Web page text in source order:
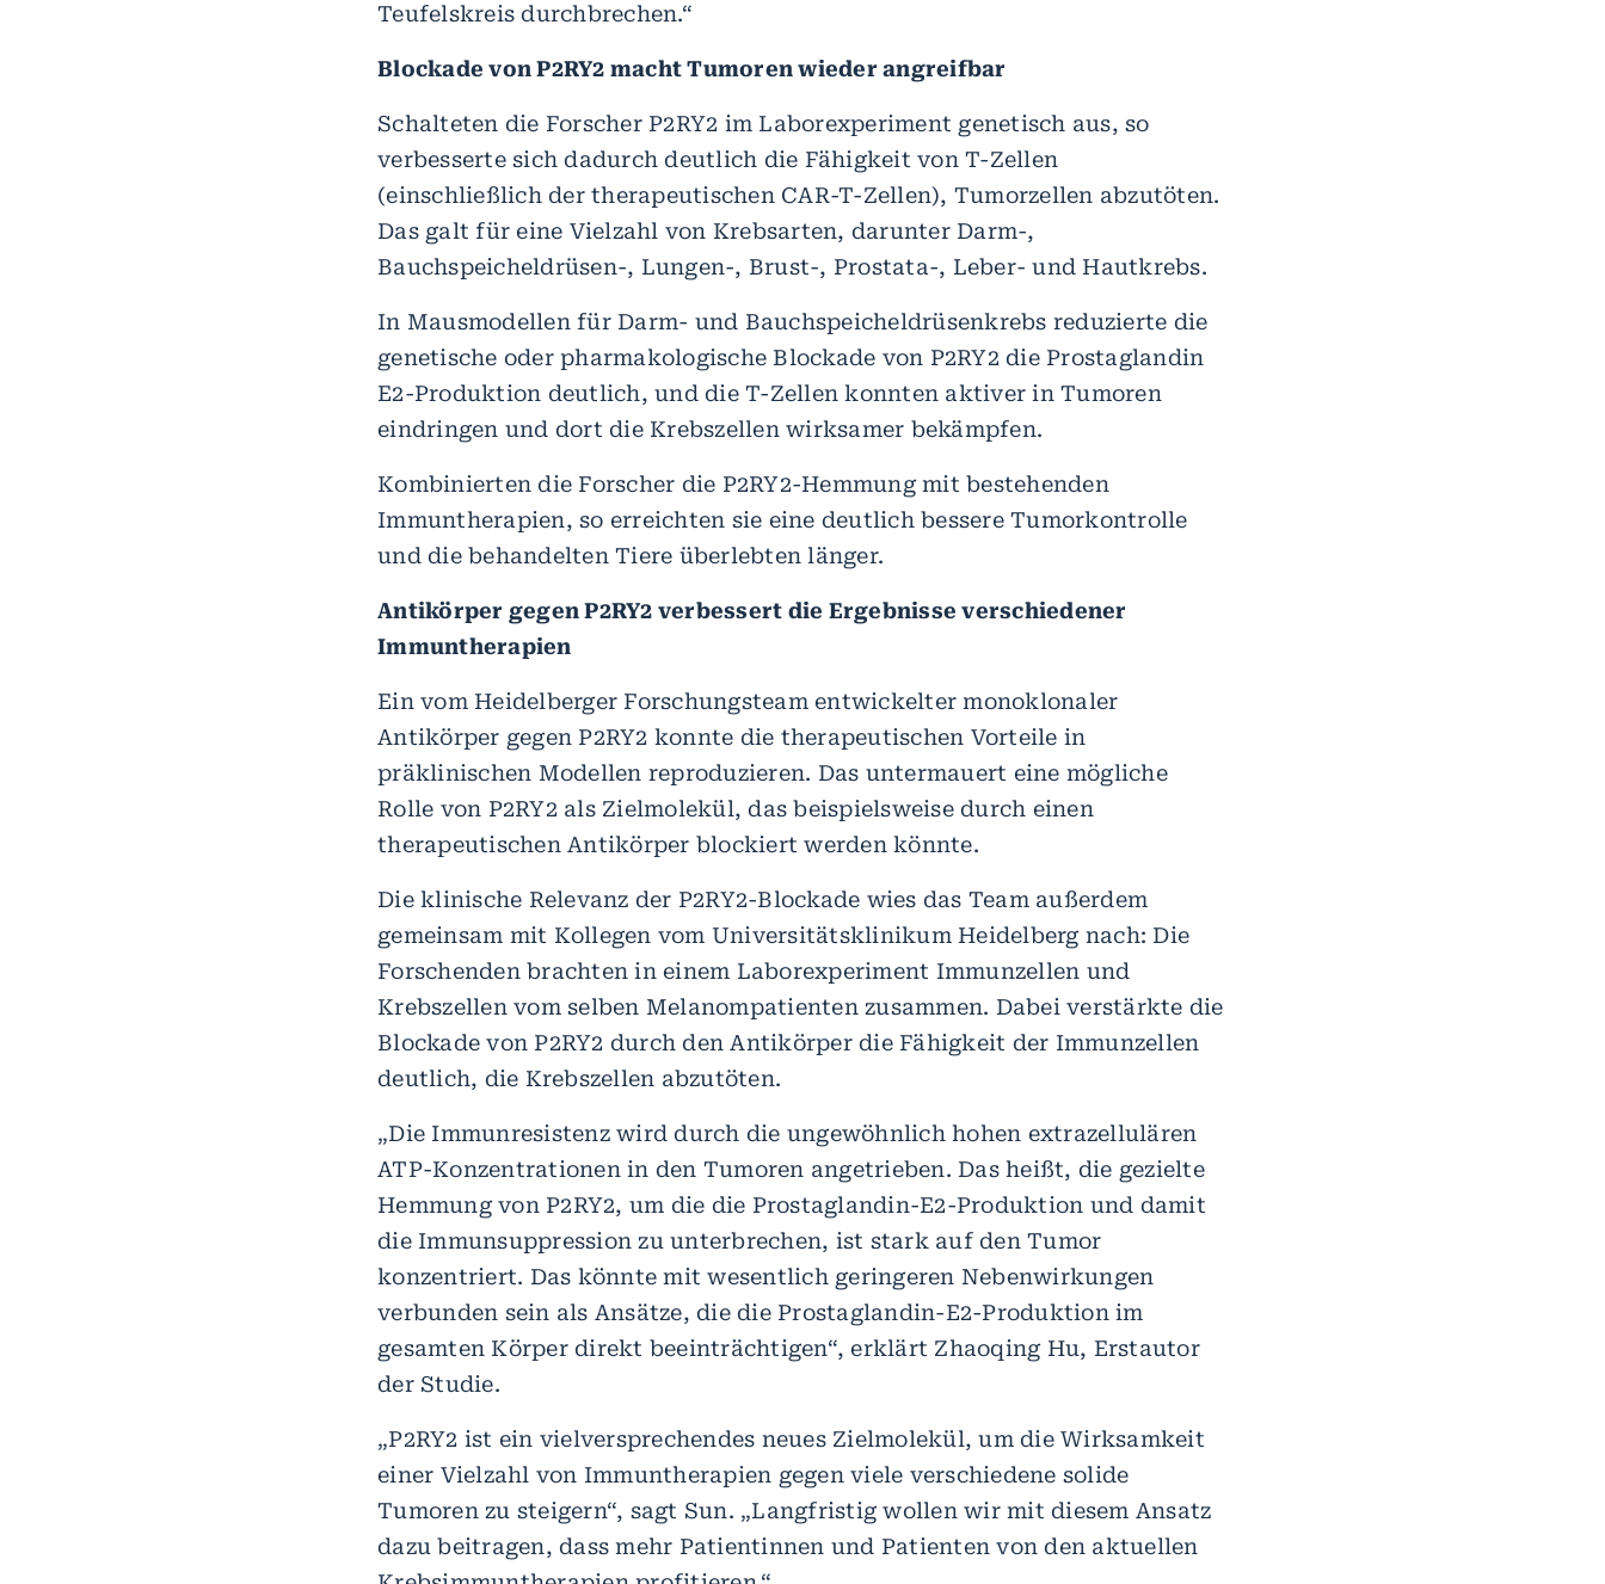
Teufelskreis durchbrechen.“
Blockade von P2RY2 macht Tumoren wieder angreifbar
Schalteten die Forscher P2RY2 im Laborexperiment genetisch aus, so
verbesserte sich dadurch deutlich die Fähigkeit von T-Zellen
(einschließlich der therapeutischen CAR-T-Zellen), Tumorzellen abzutöten.
Das galt für eine Vielzahl von Krebsarten, darunter Darm-,
Bauchspeicheldrüsen-, Lungen-, Brust-, Prostata-, Leber- und Hautkrebs.
In Mausmodellen für Darm- und Bauchspeicheldrüsenkrebs reduzierte die
genetische oder pharmakologische Blockade von P2RY2 die Prostaglandin
E2-Produktion deutlich, und die T-Zellen konnten aktiver in Tumoren
eindringen und dort die Krebszellen wirksamer bekämpfen.
Kombinierten die Forscher die P2RY2-Hemmung mit bestehenden
Immuntherapien, so erreichten sie eine deutlich bessere Tumorkontrolle
und die behandelten Tiere überlebten länger.
Antikörper gegen P2RY2 verbessert die Ergebnisse verschiedener
Immuntherapien
Ein vom Heidelberger Forschungsteam entwickelter monoklonaler
Antikörper gegen P2RY2 konnte die therapeutischen Vorteile in
präklinischen Modellen reproduzieren. Das untermauert eine mögliche
Rolle von P2RY2 als Zielmolekül, das beispielsweise durch einen
therapeutischen Antikörper blockiert werden könnte.
Die klinische Relevanz der P2RY2-Blockade wies das Team außerdem
gemeinsam mit Kollegen vom Universitätsklinikum Heidelberg nach: Die
Forschenden brachten in einem Laborexperiment Immunzellen und
Krebszellen vom selben Melanompatienten zusammen. Dabei verstärkte die
Blockade von P2RY2 durch den Antikörper die Fähigkeit der Immunzellen
deutlich, die Krebszellen abzutöten.
„Die Immunresistenz wird durch die ungewöhnlich hohen extrazellulären
ATP-Konzentrationen in den Tumoren angetrieben. Das heißt, die gezielte
Hemmung von P2RY2, um die die Prostaglandin-E2-Produktion und damit
die Immunsuppression zu unterbrechen, ist stark auf den Tumor
konzentriert. Das könnte mit wesentlich geringeren Nebenwirkungen
verbunden sein als Ansätze, die die Prostaglandin-E2-Produktion im
gesamten Körper direkt beeinträchtigen“, erklärt Zhaoqing Hu, Erstautor
der Studie.
„P2RY2 ist ein vielversprechendes neues Zielmolekül, um die Wirksamkeit
einer Vielzahl von Immuntherapien gegen viele verschiedene solide
Tumoren zu steigern“, sagt Sun. „Langfristig wollen wir mit diesem Ansatz
dazu beitragen, dass mehr Patientinnen und Patienten von den aktuellen